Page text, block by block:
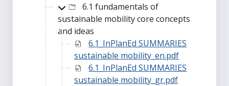
6.1 fundamentals of
sustainable mobility core concepts
and ideas
6.1_InPlanEd SUMMARIES
sustainable mobility_en.pdf
6.1_InPlanEd SUMMARIES
sustainable mobility_gr.pdf